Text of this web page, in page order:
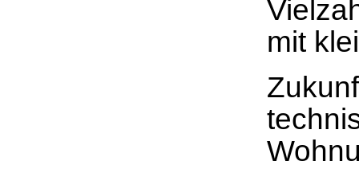
mit